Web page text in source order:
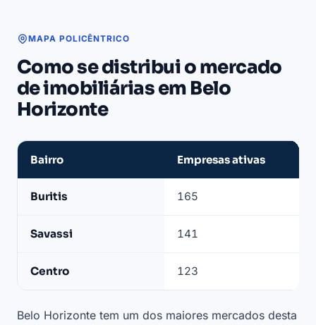
MAPA POLICÊNTRICO
Como se distribui o mercado
de imobiliárias em Belo
Horizonte
com
imobiliárias
em
Horizonte
Bairro Empresas ativas
Buritis 165
Savassi 141
Centro 123
Belo Horizonte tem um dos maiores mercados desta